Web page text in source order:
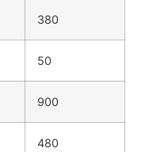
380
50
900
480